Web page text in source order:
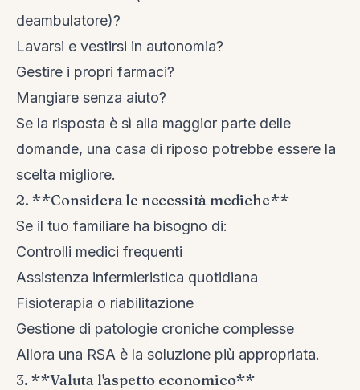
deambulatore)?
Lavarsi e vestirsi in autonomia?
Gestire i propri farmaci?
Mangiare senza aiuto?
Se la risposta è sì alla maggior parte delle
domande, una casa di riposo potrebbe essere la
scelta migliore.
2. **Considera le necessità mediche**
Se il tuo familiare ha bisogno di:
Controlli medici frequenti
Assistenza infermieristica quotidiana
Fisioterapia o riabilitazione
Gestione di patologie croniche complesse
Allora una RSA è la soluzione più appropriata.
3. **Valuta l'aspetto economico**